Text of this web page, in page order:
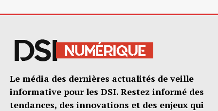
Le média des dernières actualités de veille
informative pour les DSI. Restez informé des
tendances, des innovations et des enjeux qui